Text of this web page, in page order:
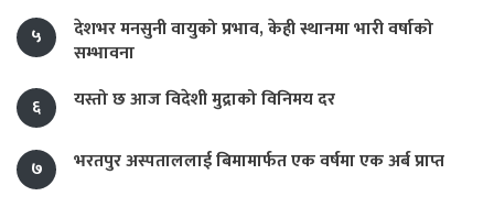
५
देशभर मनसुनी वायुको प्रभाव, केही स्थानमा भारी वर्षाको
सम्भावना
६
यस्तो छ आज विदेशी मुद्राको विनिमय दर
७ भरतपुर अस्पताललाई बिमामार्फत एक वर्षमा एक अर्ब प्राप्त